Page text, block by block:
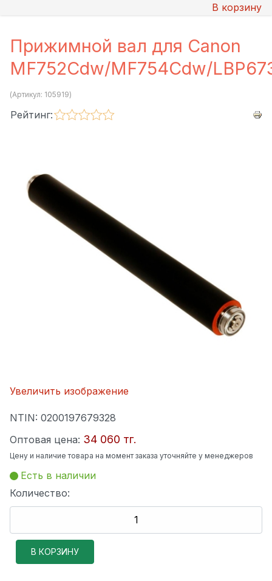
В корзину
Прижимной вал для Canon
MF752Cdw/MF754Cdw/
(Артикул: 105919)
Рейтинг:
Увеличить изображение
NTIN: 0200197679328
Оптовая цена: 34 060 тг.
Цену и наличие товара на момент заказа уточняйте у менеджеров
Есть в наличии
Количество: